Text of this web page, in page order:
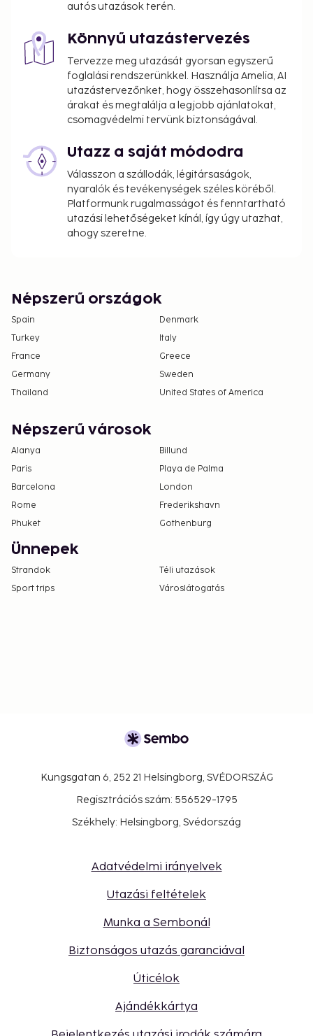
autós utazások terén.
Könnyű utazástervezés
Tervezze meg utazását gyorsan egyszerű
foglalási rendszerünkkel. Használja Amelia, AI
utazástervezőnket, hogy összehasonlítsa az
árakat és megtalálja a legjobb ajánlatokat,
csomagvédelmi tervünk biztonságával.
Utazz a saját módodra
Válasszon a szállodák, légitársaságok,
nyaralók és tevékenységek széles köréből.
Platformunk rugalmasságot és fenntartható
utazási lehetőségeket kínál, így úgy utazhat,
ahogy szeretne.
Népszerű országok
Spain
Denmark
Turkey
Italy
France
Greece
Germany
Sweden
Thailand
United States of America
Népszerű városok
Alanya
Billund
Paris
Playa de Palma
Barcelona
London
Rome
Frederikshavn
Phuket
Gothenburg
Ünnepek
Strandok
Téli utazások
Sport trips
Városlátogatás
Kungsgatan 6, 252 21 Helsingborg, SVÉDORSZÁG
Regisztrációs szám: 556529-1795
Székhely: Helsingborg, Svédország
Adatvédelmi irányelvek
Utazási feltételek
Munka a Sembonál
Biztonságos utazás garanciával
Úticélok
Ajándékkártya